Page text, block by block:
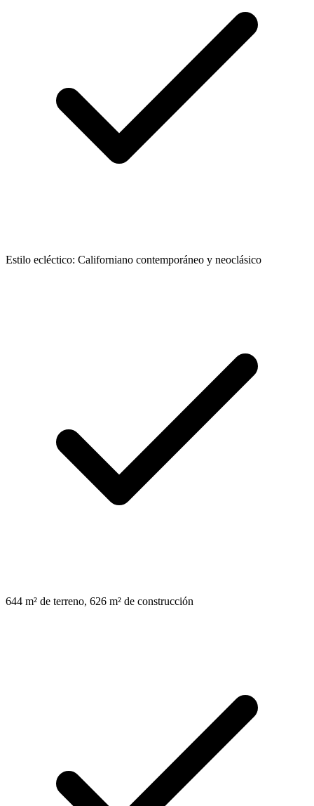
Estilo ecléctico: Californiano contemporáneo y neoclásico
644 m² de terreno, 626 m² de construcción